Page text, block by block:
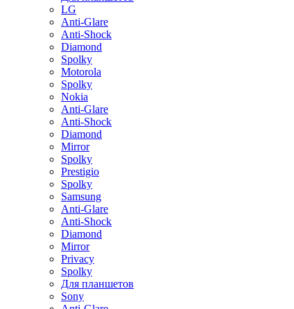
LG
Anti-Glare
Anti-Shock
Diamond
Spolky
Motorola
Spolky
Nokia
Anti-Glare
Anti-Shock
Diamond
Mirror
Spolky
Prestigio
Spolky
Samsung
Anti-Glare
Anti-Shock
Diamond
Mirror
Privacy
Spolky
Для планшетов
Sony